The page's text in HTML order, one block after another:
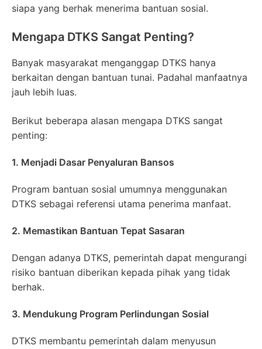
siapa yang berhak menerima bantuan sosial.
Mengapa DTKS Sangat Penting?
Banyak masyarakat menganggap DTKS hanya
berkaitan dengan bantuan tunai. Padahal manfaatnya
jauh lebih luas.
Berikut beberapa alasan mengapa DTKS sangat
penting:
1. Menjadi Dasar Penyaluran Bansos
Program bantuan sosial umumnya menggunakan
DTKS sebagai referensi utama penerima manfaat.
2. Memastikan Bantuan Tepat Sasaran
Dengan adanya DTKS, pemerintah dapat mengurangi
risiko bantuan diberikan kepada pihak yang tidak
berhak.
3. Mendukung Program Perlindungan Sosial
DTKS membantu pemerintah dalam menyusun